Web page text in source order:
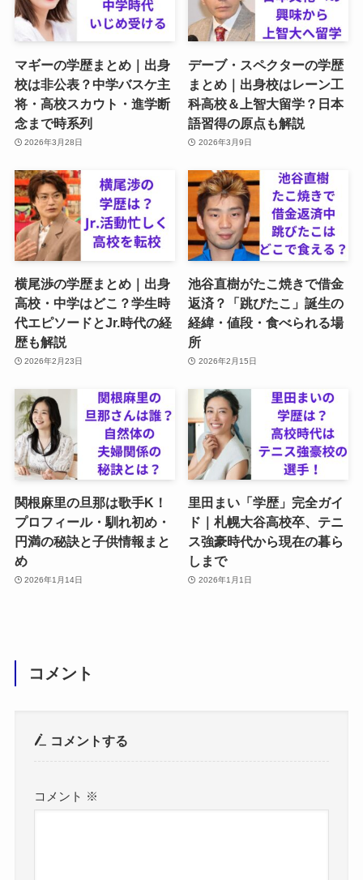
マギーの学歴まとめ｜出身
校は非公表？中学バスケ主
将・高校スカウト・進学断
念まで時系列
2026年3月28日
デーブ・スペクターの学歴
まとめ｜出身校はレーン工
科高校＆上智大留学？日本
語習得の原点も解説
2026年3月9日
横尾渉の学歴まとめ｜出身
高校・中学はどこ？学生時
代エピソードとJr.時代の経
歴も解説
2026年2月23日
池谷直樹がたこ焼きで借金
返済？「跳びたこ」誕生の
経緯・値段・食べられる場
所
2026年2月15日
関根麻里の旦那は歌手K！
プロフィール・馴れ初め・
円満の秘訣と子供情報まと
め
2026年1月14日
里田まい「学歴」完全ガイ
ド｜札幌大谷高校卒、テニ
ス強豪時代から現在の暮ら
しまで
2026年1月1日
コメント
コメントする
コメント ※